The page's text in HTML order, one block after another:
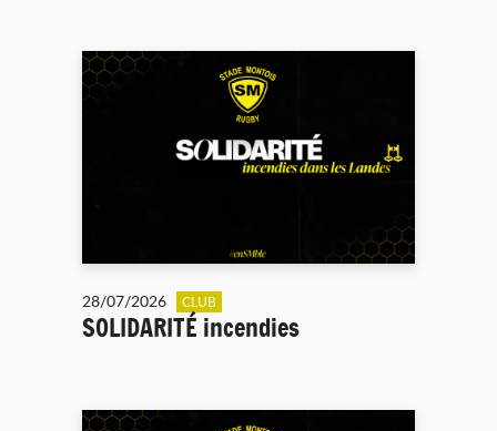
28/07/2026 CLUB
SOLIDARITÉ incendies